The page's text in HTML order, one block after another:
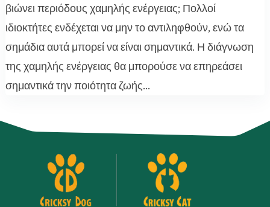
βιώνει περιόδους χαμηλής ενέργειας; Πολλοί
ιδιοκτήτες ενδέχεται να μην το αντιληφθούν, ενώ τα
σημάδια αυτά μπορεί να είναι σημαντικά. Η διάγνωση
της χαμηλής ενέργειας θα μπορούσε να επηρεάσει
σημαντικά την ποιότητα ζωής...